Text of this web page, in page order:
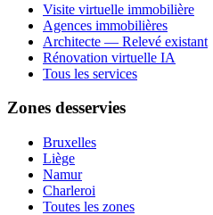
Visite virtuelle immobilière
Agences immobilières
Architecte — Relevé existant
Rénovation virtuelle IA
Tous les services
Zones desservies
Bruxelles
Liège
Namur
Charleroi
Toutes les zones